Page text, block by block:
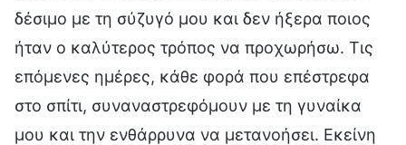
δέσιμο με τη σύζυγό μου και δεν ήξερα ποιος
ήταν ο καλύτερος τρόπος να προχωρήσω. Τις
επόμενες ημέρες, κάθε φορά που επέστρεφα
στο σπίτι, συναναστρεφόμουν με τη γυναίκα
μου και την ενθάρρυνα να μετανοήσει. Εκείνη